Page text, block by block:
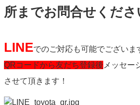
所までお問合せくださ
LINEでのご対応も可能でございま
QRコードから友だち登録後 メッセー
させて頂きます！